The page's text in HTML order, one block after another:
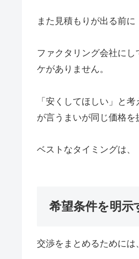
また見積もりが出る前
ファクタリング会社に
ケがありません。
「安くしてほしい」と
が言うまいが同じ価格を
ベストなタイミングは、
希望条件を明示
交渉をまとめるためには